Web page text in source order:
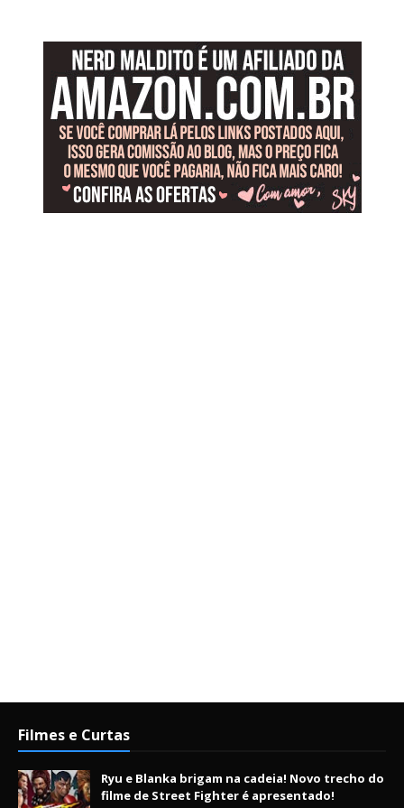
Filmes e Curtas
Ryu e Blanka brigam na cadeia! Novo trecho do
filme de Street Fighter é apresentado!